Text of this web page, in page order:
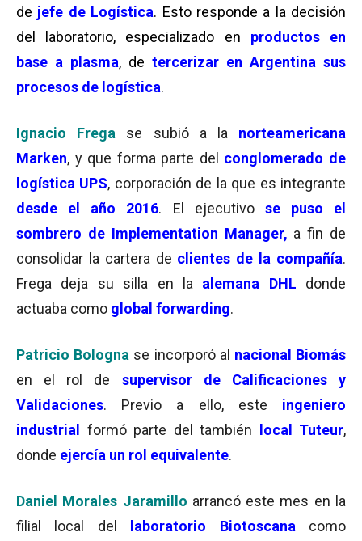
de jefe de Logística. Esto responde a la decisión
del laboratorio, especializado en productos en
base a plasma, de tercerizar en Argentina sus
procesos de logística.
Ignacio Frega se subió a la norteamericana
Marken, y que forma parte del conglomerado de
logística UPS, corporación de la que es integrante
desde el año 2016. El ejecutivo se puso el
sombrero de Implementation Manager, a fin de
consolidar la cartera de clientes de la compañía.
Frega deja su silla en la alemana DHL donde
actuaba como global forwarding.
Patricio Bologna se incorporó al nacional Biomás
en el rol de supervisor de Calificaciones y
Validaciones. Previo a ello, este ingeniero
industrial
formó parte del también local Tuteur,
donde ejercía un rol equivalente.
Daniel Morales Jaramillo arrancó este mes en la
filial local del
laboratorio Biotoscana como